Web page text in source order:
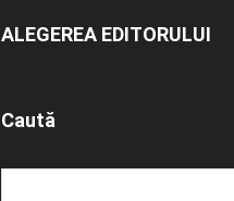
ALEGEREA EDITORULUI
Caută